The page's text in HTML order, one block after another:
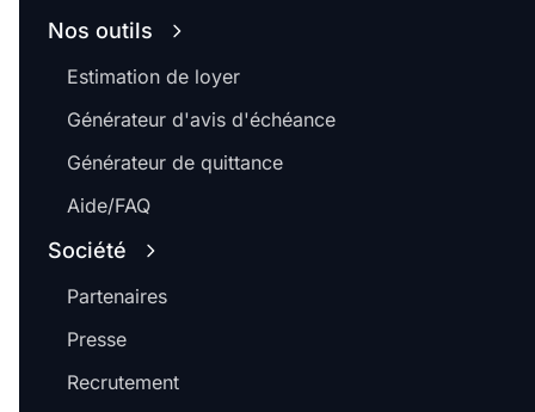
Nos outils
Estimation de loyer
Générateur d'avis d'échéance
Générateur de quittance
Aide/FAQ
Société
Partenaires
Presse
Recrutement